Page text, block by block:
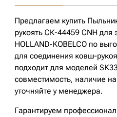
Предлагаем купить
рукоять СК-44459 CNH для
HOLLAND-KOBELCO по
для соединения ковш-
подходит для моделей
совместимость, наличие
уточняйте у менеджера.
Гарантируем